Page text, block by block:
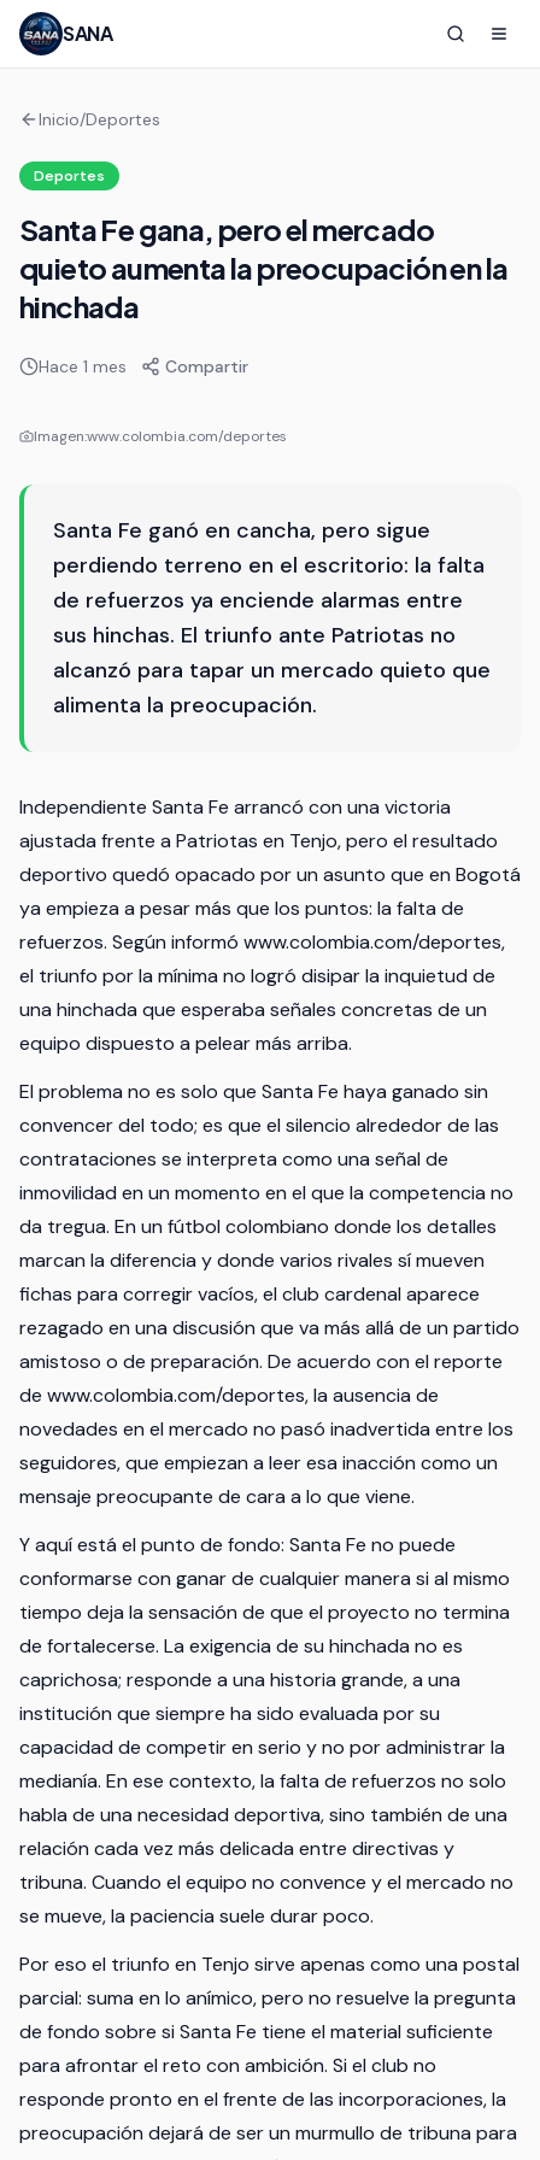
SANA
Inicio/Deportes
Deportes
Santa Fe gana, pero el mercado
quieto aumenta la preocupación en la
hinchada
Hace 1 mes Compartir
Imagen:www.colombia.com/deportes
Santa Fe ganó en cancha, pero sigue
perdiendo terreno en el escritorio: la falta
de refuerzos ya enciende alarmas entre
sus hinchas. El triunfo ante Patriotas no
alcanzó para tapar un mercado quieto que
alimenta la preocupación.
Independiente Santa Fe arrancó con una victoria
ajustada frente a Patriotas en Tenjo, pero el resultado
deportivo quedó opacado por un asunto que en Bogotá
ya empieza a pesar más que los puntos: la falta de
refuerzos. Según informó www.colombia.com/deportes,
el triunfo por la mínima no logró disipar la inquietud de
una hinchada que esperaba señales concretas de un
equipo dispuesto a pelear más arriba.
El problema no es solo que Santa Fe haya ganado sin
convencer del todo; es que el silencio alrededor de las
contrataciones se interpreta como una señal de
inmovilidad en un momento en el que la competencia no
da tregua. En un fútbol colombiano donde los detalles
marcan la diferencia y donde varios rivales sí mueven
fichas para corregir vacíos, el club cardenal aparece
rezagado en una discusión que va más allá de un partido
amistoso o de preparación. De acuerdo con el reporte
de www.colombia.com/deportes, la ausencia de
novedades en el mercado no pasó inadvertida entre los
seguidores, que empiezan a leer esa inacción como un
mensaje preocupante de cara a lo que viene.
Y aquí está el punto de fondo: Santa Fe no puede
conformarse con ganar de cualquier manera si al mismo
tiempo deja la sensación de que el proyecto no termina
de fortalecerse. La exigencia de su hinchada no es
caprichosa; responde a una historia grande, a una
institución que siempre ha sido evaluada por su
capacidad de competir en serio y no por administrar la
medianía. En ese contexto, la falta de refuerzos no solo
habla de una necesidad deportiva, sino también de una
relación cada vez más delicada entre directivas y
tribuna. Cuando el equipo no convence y el mercado no
se mueve, la paciencia suele durar poco.
Por eso el triunfo en Tenjo sirve apenas como una postal
parcial: suma en lo anímico, pero no resuelve la pregunta
de fondo sobre si Santa Fe tiene el material suficiente
para afrontar el reto con ambición. Si el club no
responde pronto en el frente de las incorporaciones, la
preocupación dejará de ser un murmullo de tribuna para